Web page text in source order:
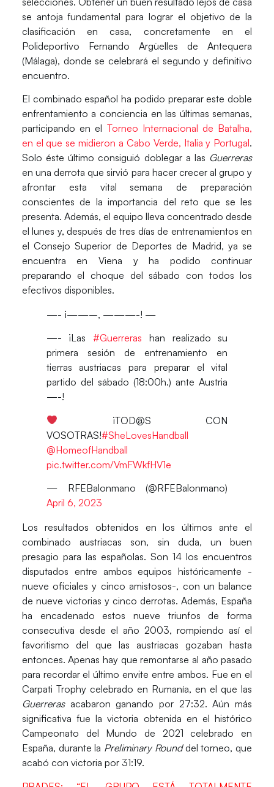
se antoja fundamental para lograr el objetivo de la
clasificación en casa, concretamente en el
Polideportivo Fernando Argüelles de Antequera
(Málaga), donde se celebrará el segundo y definitivo
encuentro.
El combinado español ha podido preparar este doble
enfrentamiento a conciencia en las últimas semanas,
participando en el Torneo Internacional de Batalha,
en el que se midieron a Cabo Verde, Italia y Portugal.
Solo éste último consiguió doblegar a las Guerreras
en una derrota que sirvió para hacer crecer al grupo y
afrontar esta vital semana de preparación
conscientes de la importancia del reto que se les
presenta. Además, el equipo lleva concentrado desde
el lunes y, después de tres días de entrenamientos en
elConsejo Superior de Deportes de Madrid, ya se
encuentra en Viena y ha podido continuar
preparando el choque del sábado con todos los
efectivos disponibles.
—- ¡——–, ———-! —
—- ¡Las#Guerreras han realizado su
primera sesión de entrenamiento en
tierras austriacas para preparar el vital
partido del sábado (18:00h.) ante Austria
—-!
¡TOD@S CON
VOSOTRAS!#SheLovesHandball
@HomeofHandball
pic.twitter.com/VmFWkfHV1e
— RFEBalonmano (@RFEBalonmano)
April 6, 2023
Los resultados obtenidos en los últimos ante el
combinado austriacas son, sin duda, un buen
presagio para las españolas. Son 14 los encuentros
disputados entre ambos equipos históricamente -
nueve oficiales y cinco amistosos-, con un balance
de nueve victorias y cinco derrotas. Además, España
ha encadenado estos nueve triunfos de forma
consecutiva desde el año 2003, rompiendo así el
favoritismo del que las austriacas gozaban hasta
entonces. Apenas hay que remontarse al año pasado
para recordar el último envite entre ambos. Fue en el
Carpati Trophycelebrado en Rumanía, en el que las
Guerrerasacabaron ganando por 27:32. Aún más
significativa fue la victoria obtenida en el histórico
Campeonato del Mundo de 2021 celebrado en
España, durante la Preliminary Rounddel torneo, que
acabó con victoria por 31:19.